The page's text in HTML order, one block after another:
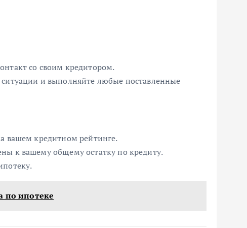
со своим кредитором.
и выполняйте любые поставленные
вашем кредитном рейтинге.
к вашему общему остатку по кредиту.
по ипотеке